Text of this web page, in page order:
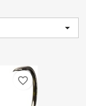

favorite_border